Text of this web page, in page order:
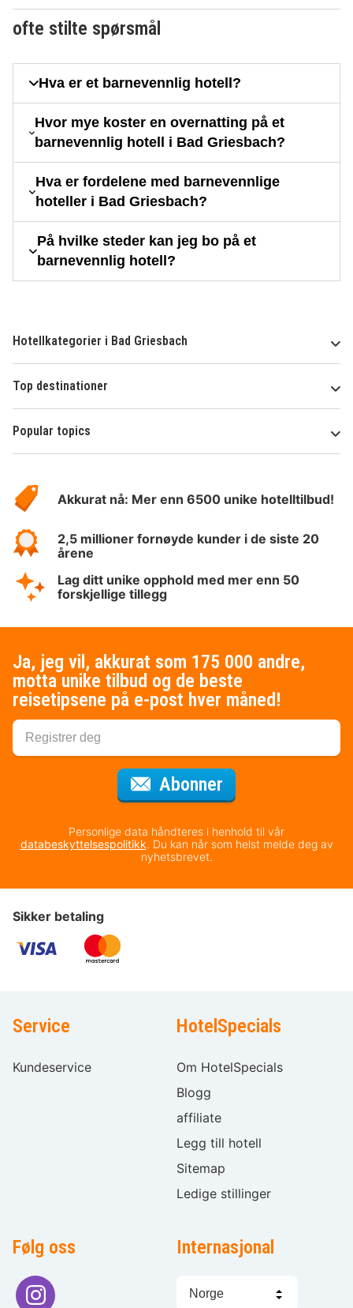
ofte stilte spørsmål
Hva er et barnevennlig hotell?
Hvor mye koster en overnatting på et
barnevennlig hotell i Bad Griesbach?
Hva er fordelene med barnevennlige
hoteller i Bad Griesbach?
På hvilke steder kan jeg bo på et
barnevennlig hotell?
Hotellkategorier i Bad Griesbach
Top destinationer
Popular topics
Hotelspecials
Akkurat nå: Mer enn 6500 unike hotelltilbud!
2,5 millioner fornøyde kunder i de siste 20
årene
Lag ditt unike opphold med mer enn 50
forskjellige tillegg
Ja, jeg vil, akkurat som 175 000 andre,
motta unike tilbud og de beste
reisetipsene på e-post hver måned!
Abonner
Personlige data håndteres i henhold til vår
databeskyttelsespolitikk. Du kan når som helst melde deg av
nyhetsbrevet.
Sikker betaling
Service
Kundeservice
HotelSpecials
Om HotelSpecials
Blogg
affiliate
Legg till hotell
Sitemap
Ledige stillinger
Følg oss Internasjonal